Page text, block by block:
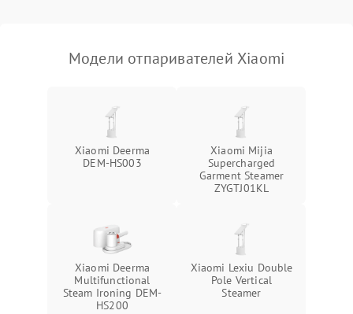
Поломка системы защиты
1000 ₽ Подробнее →
Повреждение системы
Модели отпаривателей Xiaomi
Xiaomi Deerma
DEM-HS003
Xiaomi Mijia
Supercharged
Garment Steamer
ZYGTJ01KL
Xiaomi Deerma
Multifunctional
Steam Ironing DEM-
HS200
Xiaomi Lexiu Double
Pole Vertical
Steamer